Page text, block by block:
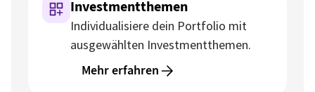
Investmentthemen
Individualisiere dein Portfolio mit
ausgewählten Investmentthemen.
Mehr erfahren